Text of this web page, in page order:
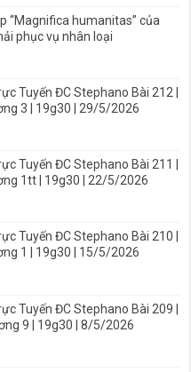
“Magnifica humanitas” của
phục vụ nhân loại
Tuyến ĐC Stephano Bài 212 |
3 | 19g30 | 29/5/2026
Tuyến ĐC Stephano Bài 211 |
1tt | 19g30 | 22/5/2026
Tuyến ĐC Stephano Bài 210 |
1 | 19g30 | 15/5/2026
Tuyến ĐC Stephano Bài 209 |
9 | 19g30 | 8/5/2026